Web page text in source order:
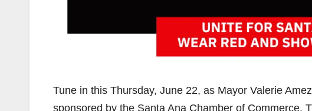
Tune in this Thursday, June 22, as Mayor Valerie
sponsored by the Santa Ana Chamber of Commerce.